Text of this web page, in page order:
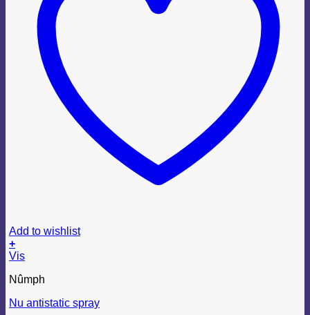
Add to wishlist
+
Vis
Nûmph
Nu antistatic spray